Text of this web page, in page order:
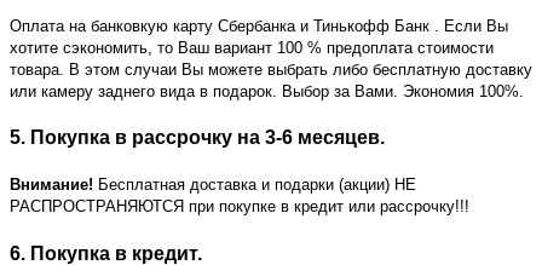
Оплата на банковкую карту Сбербанка и Тинькофф Банк
. Если Вы
хотите сэкономить, то Ваш вариант 100 % предоплата стоимости
товара. В этом случаи Вы можете выбрать либо бесплатную доставку
или камеру заднего вида в подарок. Выбор за Вами. Экономия 100%.
5. Покупка в рассрочку на 3-6 месяцев.
Внимание! Бесплатная доставка и подарки (акции) НЕ
РАСПРОСТРАНЯЮТСЯ при покупке в кредит или рассрочку!!!
6. Покупка в кредит.